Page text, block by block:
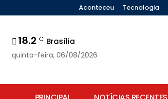
Aconteceu Tecnologia
18.2 C Brasília
quinta-feira, 06/08/2026